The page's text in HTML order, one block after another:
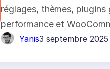
réglages, thèmes, plugins
performance et
Yanis3 septembre 2025